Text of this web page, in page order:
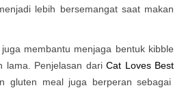
lebih bersemangat saat makan
membantu menjaga bentuk kibble
lama. Penjelasan dari Cat Loves Best
gluten meal juga berperan sebagai